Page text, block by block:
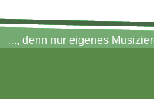
..., denn nur eigenes